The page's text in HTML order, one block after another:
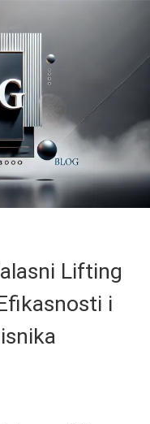
Lifting
i